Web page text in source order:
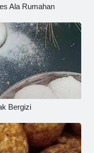
Ala Rumahan
Bergizi